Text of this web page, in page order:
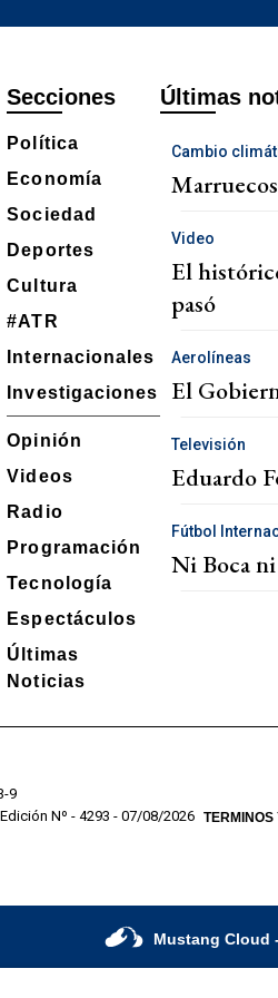
Secciones
Política
Economía
Sociedad
Deportes
Cultura
#ATR
Internacionales
Investigaciones
Opinión
Videos
Radio
Programación
Tecnología
Espectáculos
Últimas
Noticias
Últimas
Cambio
Video
El
pasó
Aerolíneas
El
Televisión
Eduardo
Fútbol
Ni Boca
9
Edición Nº - 4293 - 07/08/2026 TERMINOS
Mustang Cloud